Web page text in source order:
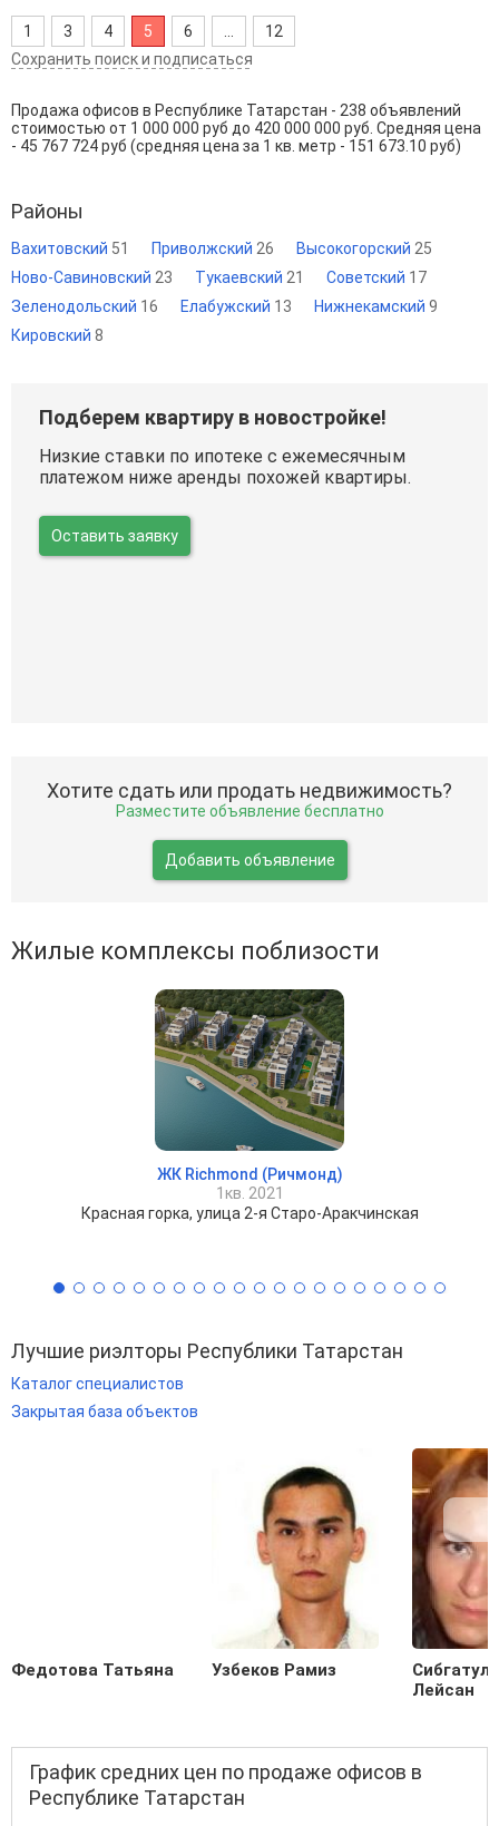
1 3 4 5 6
12
Сохранить поиск и подписаться
Продажа офисов в Республике Татарстан - 238 объявлений
стоимостью от 1 000 000 руб до 420 000 000 руб. Средняя цена
- 45 767 724 руб (средняя цена за 1 кв. метр - 151 673.10 руб)
Районы
Вахитовский 51 Приволжский 26 Высокогорский 25
Ново-Савиновский 23 Тукаевский 21 Советский 17
Зеленодольский 16 Елабужский 13 Нижнекамский 9
Кировский 8
Подберем квартиру в новостройке!
Низкие ставки по ипотеке с ежемесячным
платежом ниже аренды похожей квартиры.
Оставить заявку
Хотите сдать или продать недвижимость?
Разместите объявление бесплатно
Добавить объявление
Жилые комплексы поблизости
ЖК Richmond (Ричмонд)
1кв. 2021
Красная горка, улица 2-я Старо-Аракчинская
Лучшие риэлторы Республики Татарстан
Каталог специалистов
Закрытая база объектов
Федотова Татьяна Узбеков Рамиз
Лейсан
График средних цен по продаже офисов в
Республике Татарстан